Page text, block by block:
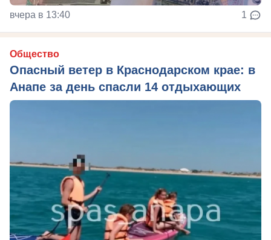
вчера в 13:40 1
Общество
Опасный ветер в Краснодарском крае: в
Анапе за день спасли 14 отдыхающих